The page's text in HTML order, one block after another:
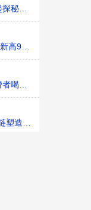
秘家门口的“魔法花园”
高9%利润率目标不变
喝上奶、喝好奶、喝
塑造有机新矩阵